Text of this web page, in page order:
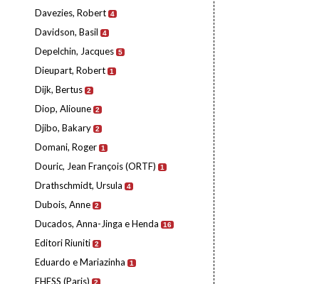
Davezies, Robert 4
Davidson, Basil 4
Depelchin, Jacques 5
Dieupart, Robert 1
Dijk, Bertus 2
Diop, Alioune 2
Djibo, Bakary 2
Domani, Roger 1
Douric, Jean François (ORTF) 1
Drathschmidt, Ursula 4
Dubois, Anne 2
Ducados, Anna-Jinga e Henda 16
Editori Riuniti 2
Eduardo e Mariazinha 1
EHESS (Paris) 2